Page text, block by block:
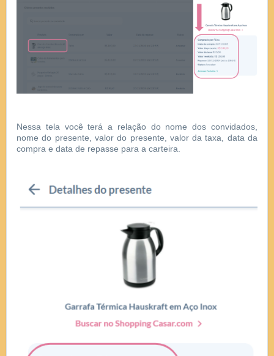
Nessa tela você terá a relação do nome dos convidados,
nome do presente, valor do presente, valor da taxa, data da
compra e data de repasse para a carteira.